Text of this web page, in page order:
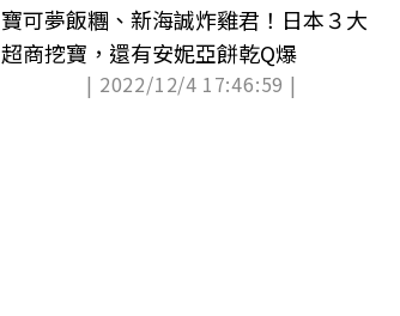
寶可夢飯糰、新海誠炸雞君！日本３大
超商挖寶，還有安妮亞餅乾Q爆
| 2022/12/4 17:46:59 |